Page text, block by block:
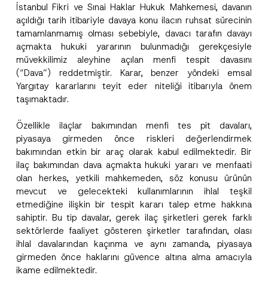
İstanbul Fikri ve Sınai Haklar Hukuk Mahkemesi, davanın
açıldığı tarih itibariyle davaya konu ilacın ruhsat sürecinin
tamamlanmamış olması sebebiyle, davacı tarafın davayı
açmakta hukuki yararının bulunmadığı gerekçesiyle
müvekkilimiz aleyhine açılan menfi tespit davasını
(“Dava”) reddetmiştir. Karar, benzer yöndeki emsal
Yargıtay kararlarını teyit eder niteliği itibarıyla önem
taşımaktadır.
Özellikle ilaçlar bakımından menfi tes pit davaları,
piyasaya girmeden önce riskleri değerlendirmek
bakımından etkin bir araç olarak kabul edilmektedir. Bir
ilaç bakımından dava açmakta hukuki yararı ve menfaati
olan herkes, yetkili mahkemeden, söz konusu ürünün
mevcut ve gelecekteki kullanımlarının ihlal teşkil
etmediğine ilişkin bir tespit kararı talep etme hakkına
sahiptir. Bu tip davalar, gerek ilaç şirketleri gerek farklı
sektörlerde faaliyet gösteren şirketler tarafından, olası
ihlal davalarından kaçınma ve aynı zamanda, piyasaya
girmeden önce haklarını güvence altına alma amacıyla
ikame edilmektedir.